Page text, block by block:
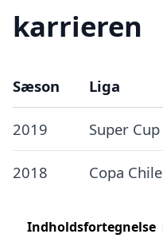
karrieren
Sæson Liga
2019 Super Cup
2018 Copa Chile
Indholdsfortegnelse